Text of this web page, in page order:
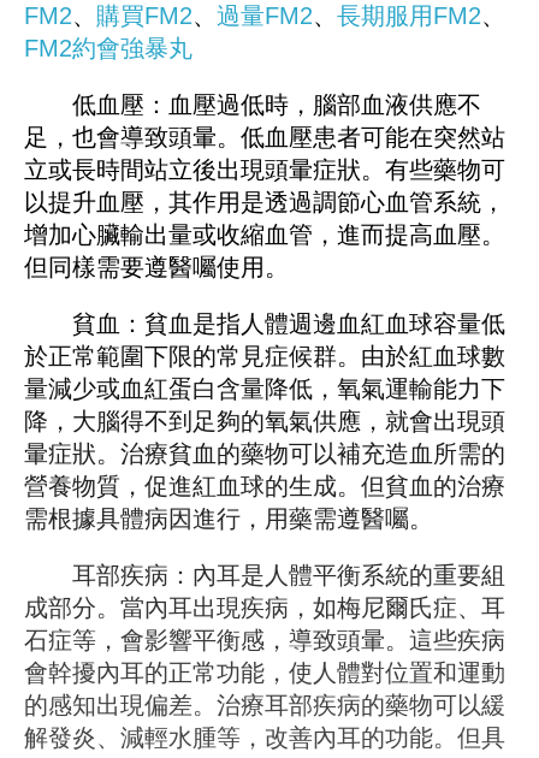
FM2、 購買FM2、 過量FM2、 長期服用FM2、
FM2約會強暴丸
低血壓：血壓過低時，腦部血液供應不
足，也會導致頭暈。低血壓患者可能在突然站
立或長時間站立後出現頭暈症狀。有些藥物可
以提升血壓，其作用是透過調節心血管系統，
增加心臟輸出量或收縮血管，進而提高血壓。
但同樣需要遵醫囑使用。
貧血：貧血是指人體​​週邊血紅血球容量低
於正常範圍下限的常見症候群。由於紅血球數
量減少或血紅蛋白含量降低，氧氣運輸能力下
降，大腦得不到足夠的氧氣供應，就會出現頭
暈症狀。治療貧血的藥物可以補充造血所需的
營養物質，促進紅血球的生成。但貧血的治療
需根據具體病因進行，用藥需遵醫囑。
耳部疾病：內耳是人體平衡系統的重要組
成部分。當內耳出現疾病，如梅尼爾氏症、耳
石症等，會影響平衡感，導致頭暈。這些疾病
會幹擾內耳的正常功能，使人體對位置和運動
的感知出現偏差。治療耳部疾病的藥物可以緩
解發炎、減輕水腫等，改善內耳的功能。但具